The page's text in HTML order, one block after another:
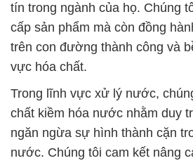
Sự tin cậy và đáng tin cậy luôn
của chúng tôi. Đắc Trường Phát
lực thực hiện sứ mệnh quan
đến hóa chất uy tín cho bạn”,
– hay còn được biết đến là
đóng vai trò quan trọng không
ngành công nghiệp.